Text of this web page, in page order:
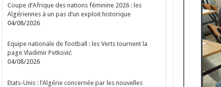
Coupe d’Afrique des nations féminine 2026 : les
Algériennes à un pas d’un exploit historique
04/08/2026
Equipe nationale de football : les Verts tournent la
page Vladimir Petković
04/08/2026
Etats-Unis : l’Algérie concernée par les nouvelles